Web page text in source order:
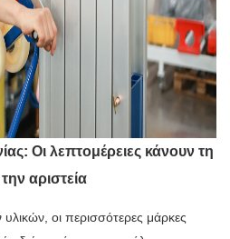
Οι λεπτομέρειες κάνουν τη
αριστεία
οι περισσότερες μάρκες